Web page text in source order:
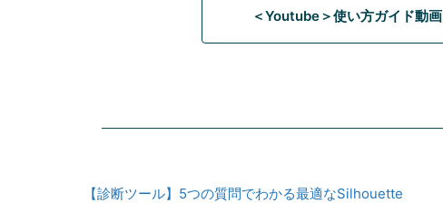
＜Youtube＞使い方ガイド動画
【診断ツール】5つの質問でわかる最適なSilhouette